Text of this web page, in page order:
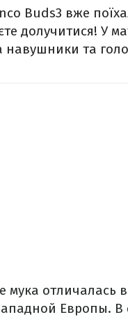
Buds3 вже
долучитися! У
навушники та
мука отличалась
Европы.